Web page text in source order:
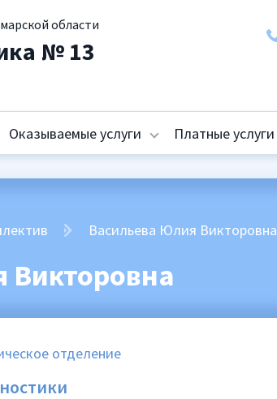
области
№ 13
Оказываемые услуги Платные услуги
Васильева Юлия Викторовна
Викторовна
отделение